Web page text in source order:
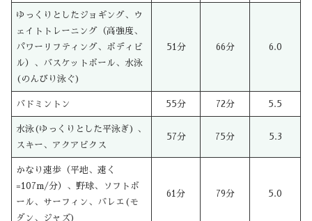
ゆっくりとしたジョギング、ウ
ェイトトレーニング（高強度、
パワーリフティング、ボディビ
ル）、バスケットボール、水泳
(のんびり泳ぐ)
51分 66分 6.0
バドミントン 55分 72分 5.5
水泳(ゆっくりとした平泳ぎ) 、
スキー、アクアビクス
57分 75分 5.3
かなり速歩（平地、速く
=107m/分）、野球、ソフトボ
ール、サーフィン、バレエ(モ
ダン、ジャズ)
61分 79分 5.0